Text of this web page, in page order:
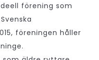
förening som
föreningen håller